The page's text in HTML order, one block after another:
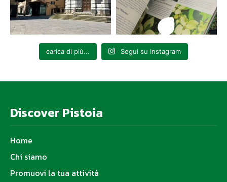
carica di più... Segui su Instagram
Discover Pistoia
Home
Chi siamo
Promuovi la tua attività